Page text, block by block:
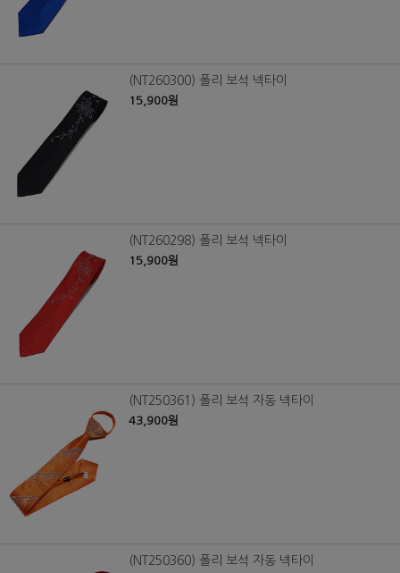
(NT260300) 폴리 보석 넥타이
15,900원
(NT260298) 폴리 보석 넥타이
15,900원
(NT250361) 폴리 보석 자동 넥타이
43,900원
(NT250360) 폴리 보석 자동 넥타이